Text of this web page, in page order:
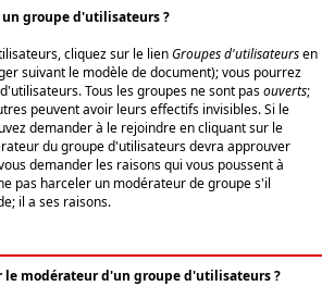
groupe d'utilisateurs ?
cliquez sur le lienGroupes d'utilisateursen
suivant le modèle de document); vous pourrez
Tous les groupes ne sont pasouverts;
peuvent avoir leurs effectifs invisibles. Si le
demander à le rejoindre en cliquant sur le
du groupe d'utilisateurs devra approuver
demander les raisons qui vous poussent à
pas harceler un modérateur de groupe s'il
il a ses raisons.
le modérateur d'un groupe d'utilisateurs ?